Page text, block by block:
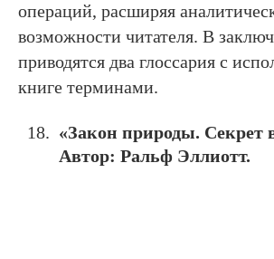
операций, расширяя
возможности читателя. В
приводятся два глоссария с
книге терминами.
«Закон природы. Секрет
Автор: Ральф Эллиотт.